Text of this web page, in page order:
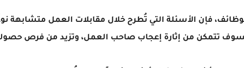
فإن الأسئلة التي تُطرح خلال مقابلات العمل متشابهة
فسوف تتمكن من إثارة إعجاب صاحب العمل، وتزيد من فرص